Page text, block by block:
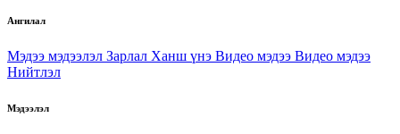
Ангилал
Мэдээ мэдээлэл Зарлал Ханш үнэ Видео мэдээ Видео мэдээ
Нийтлэл
Мэдээлэл